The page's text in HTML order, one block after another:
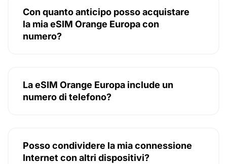
Con quanto anticipo posso acquistare
la mia eSIM Orange Europa con
numero?
La eSIM Orange Europa include un
numero di telefono?
Posso condividere la mia connessione
Internet con altri dispositivi?